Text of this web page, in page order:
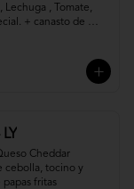
Lechuga , Tomate,
+ canasto de
Cheddar
cebolla, tocino y
papas fritas